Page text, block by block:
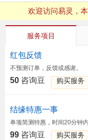
欢迎访问易灵，
QQ浏览器支付有
欢迎访问易灵，本
QQ浏览器支付有
服务项目
红包反馈
不预测订单，反馈或感谢。
50 咨询豆 购买服务
结缘特惠一事
单项简测特惠，时间20分钟内
99 咨询豆 购买服务